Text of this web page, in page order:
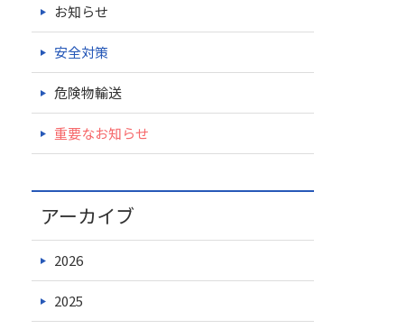
お知らせ
安全対策
危険物輸送
重要なお知らせ
アーカイブ
2026
2025